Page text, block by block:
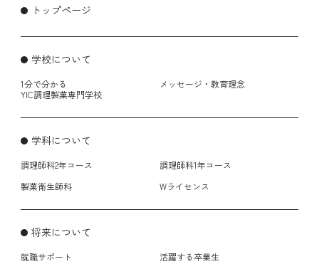
トップページ
学校について
1分で分かる
YIC調理製菓専門学校
メッセージ・教育理念
学科について
調理師科2年コース
調理師科1年コース
製菓衛生師科
Wライセンス
将来について
就職サポート 活躍する卒業生